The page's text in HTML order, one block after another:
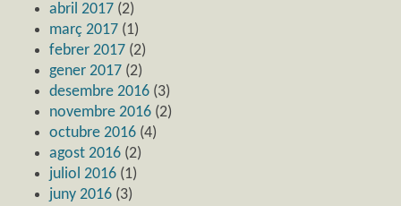
abril 2017 (2)
març 2017 (1)
febrer 2017 (2)
gener 2017 (2)
desembre 2016 (3)
novembre 2016 (2)
octubre 2016 (4)
agost 2016 (2)
juliol 2016 (1)
juny 2016 (3)